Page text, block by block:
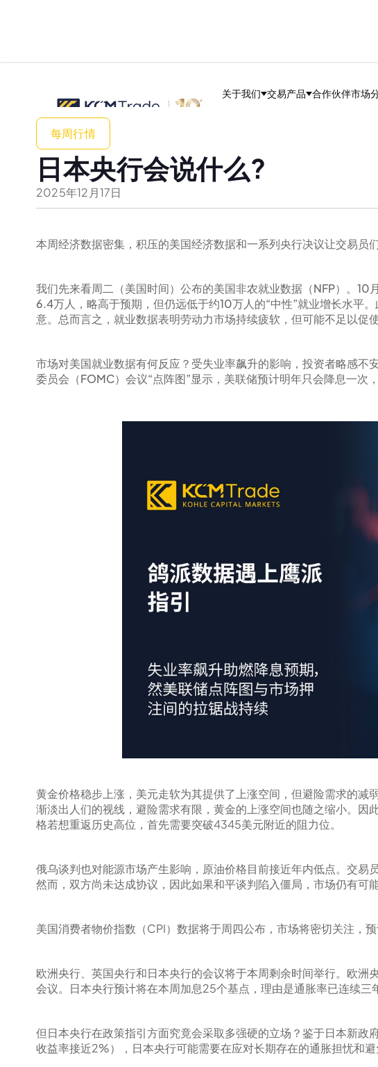
关于我们 交易产品 合作伙伴市场
每周行情
日本央行会说什么?
2025年12 月17日
本周经济数据密集，积压的美国经济数据和一系列央行决议让交易员
我们先来看周二（美国时间）公布的美国非农就业数据（NFP）。
6.4万人，略高于预期，但仍远低于约10万人的“中性”就业增长水平
意。总而言之，就业数据表明劳动力市场持续疲软，但可能不足以促
市场对美国就业数据有何反应？受失业率飙升的影响，投资者略感
委员会（FOMC）会议“点阵图”显示，美联储预计明年只会降息一次
黄金价格稳步上涨，美元走软为其提供了上涨空间，但避险需求的
渐淡出人们的视线，避险需求有限，黄金的上涨空间也随之缩小。
格若想重返历史高位，首先需要突破4345美元附近的阻力位。
俄乌谈判也对能源市场产生影响，原油价格目前接近年内低点。交易
然而，双方尚未达成协议，因此如果和平谈判陷入僵局，市场仍有可
美国消费者物价指数（CPI）数据将于周四公布，市场将密切关注，
欧洲央行、英国央行和日本央行的会议将于本周剩余时间举行。欧
会议。日本央行预计将在本周加息25个基点，理由是通胀率已连续三
但日本央行在政策指引方面究竟会采取多强硬的立场？鉴于日本新
收益率接近2%），日本央行可能需要在应对长期存在的通胀担忧和